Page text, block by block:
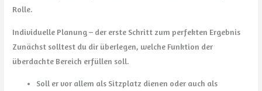
Rolle.
Individuelle Planung – der erste Schritt zum perfekten Ergebnis
Zunächst solltest du dir überlegen, welche Funktion der
überdachte Bereich erfüllen soll.
Soll er vor allem als Sitzplatz dienen oder auch als